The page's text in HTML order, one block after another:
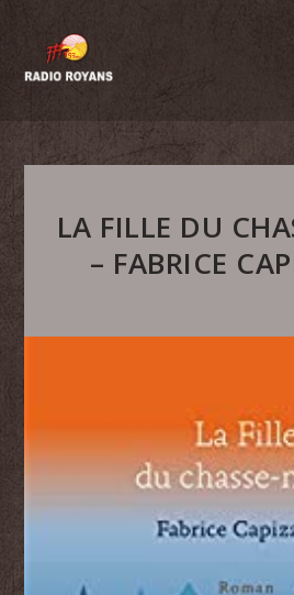
LA FILLE DU
– FABRICE